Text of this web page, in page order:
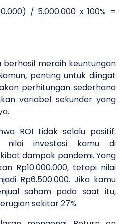
/ 5.000.000 x 100% =
berhasil meraih keuntungan
penting untuk diingat
perhitungan sederhana
variabel sekunder yang
ROI tidak selalu positif.
nilai investasi kamu di
dampak pandemi. Yang
Rp10.000.000, tetapi nilai
Rp6.500.000. Jika kamu
saham pada saat itu,
sekitar 27%.